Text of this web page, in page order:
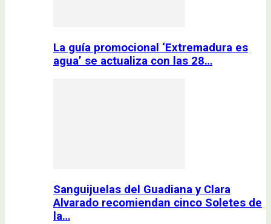
La guía promocional ‘Extremadura es
agua’ se actualiza con las 28…
Sanguijuelas del Guadiana y Clara
Alvarado recomiendan cinco Soletes de
la…